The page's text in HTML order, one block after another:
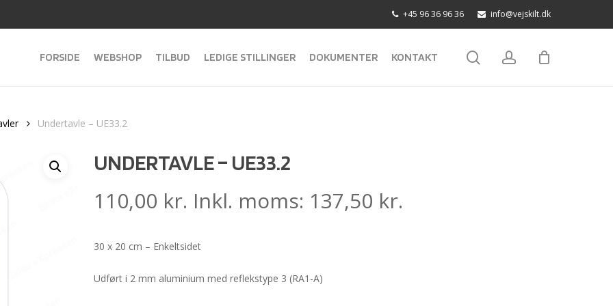
+45 96 36 96 36 info@vejskilt.dk
FORSIDE WEBSHOP TILBUD LEDIGE STILLINGER DOKUMENTER KONTAKT searchaccount
Undertavle – UE33.2
UNDERTAVLE – UE33.2
110,00 kr. Inkl. moms: 137,50 kr.
30 x 20 cm – Enkeltsidet
Udført i 2 mm aluminium med reflekstype 3 (RA1-A)